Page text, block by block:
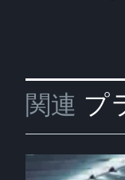
関連 プ